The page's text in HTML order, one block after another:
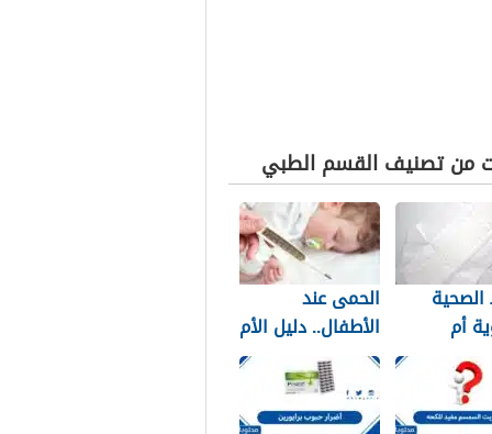
من تصنيف القسم الطبي
أم
دليلك
النوع
لبشرتك
الحمى عند
الأطفال.. دليل الأم
للتعامل الآمن في
المنزل